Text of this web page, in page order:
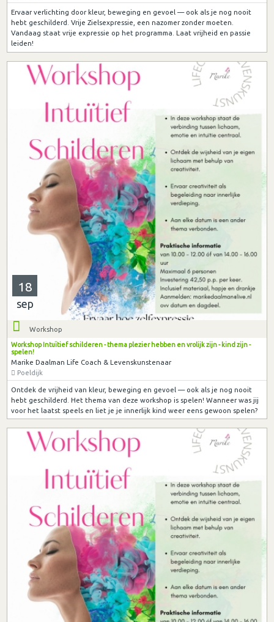
Ervaar verlichting door kleur, beweging en gevoel — ook als je nog nooit
hebt geschilderd. Vrije Zielsexpressie, een nazomer zonder moeten.
Vandaag staat vrije expressie op het programma. Laat vrijheid en passie
leiden!
18
sep
Workshop
Workshop Intuïtief schilderen - thema plezier hebben en vrolijk zijn - kind zijn -
spelen!
Marike Daalman Life Coach & Levenskunstenaar
Poeldijk
Ontdek de vrijheid van kleur, beweging en gevoel — ook als je nog nooit
hebt geschilderd. Het thema van deze workshop is spelen! Wanneer was jij
voor het laatst speels en liet je je innerlijk kind weer eens gewoon spelen?